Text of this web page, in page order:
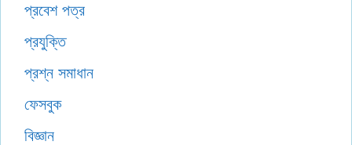
প্রবেশ পত্র
প্রযুক্তি
প্রশ্ন সমাধান
ফেসবুক
বিজ্ঞান